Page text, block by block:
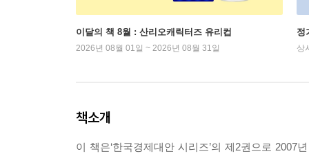
이달의 책 8월 : 산리오캐릭터즈 유리컵
2026년 08월 01일 ~ 2026년 08월 31일
정
상
책소개
이 책은‘한국경제대안 시리즈’의 제2권으로